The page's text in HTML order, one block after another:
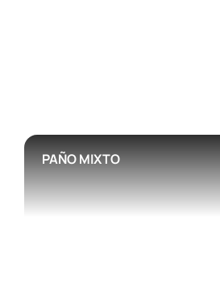
PAÑO MIXTO